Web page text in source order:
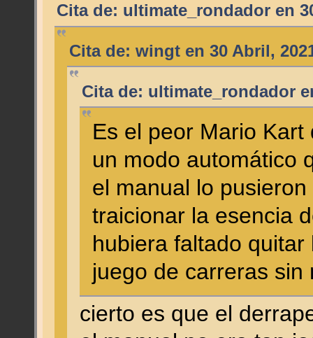
Cita de: ultimate_rondador en
Cita de: wingt en 30 Abril,
Cita de: ultimate_rondador
Es el peor Mario
un modo automático
el manual lo
traicionar la esencia
hubiera faltado
juego de carreras sin
cierto es que el